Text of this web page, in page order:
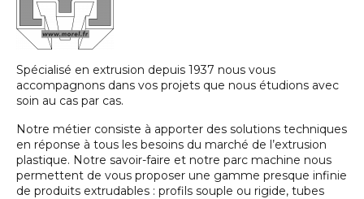
Spécialisé en extrusion depuis 1937 nous vous
accompagnons dans vos projets que nous étudions avec
soin au cas par cas.
Notre métier consiste à apporter des solutions techniques
en réponse à tous les besoins du marché de l’extrusion
plastique. Notre savoir-faire et notre parc machine nous
permettent de vous proposer une gamme presque infinie
de produits extrudables : profils souple ou rigide, tubes